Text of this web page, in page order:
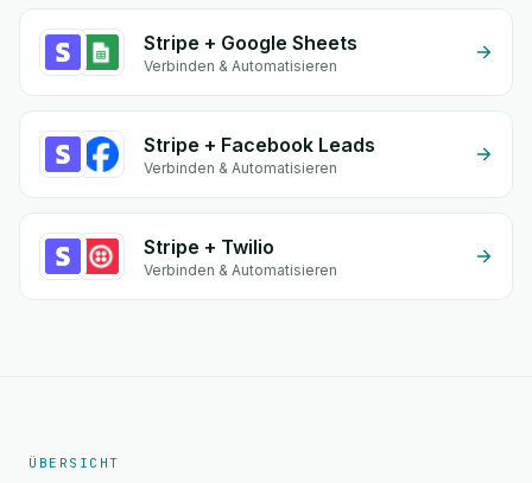
Stripe + Google Sheets
Verbinden & Automatisieren
Stripe + Facebook Leads
Verbinden & Automatisieren
Stripe + Twilio
Verbinden & Automatisieren
ÜBERSICHT